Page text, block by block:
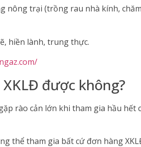
nông trại (trồng rau nhà kính,
hiền lành, trung thực.
được không?
rào cản lớn khi tham gia hầu
thể tham gia bất cứ đơn hàng